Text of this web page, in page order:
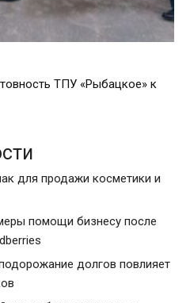
ТПУ «Рыбацкое» к
для продажи косметики и
помощи бизнесу после
долгов повлияет